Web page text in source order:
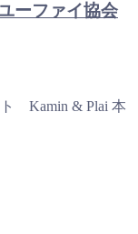
ーファイ協会
Kamin & Plai 本